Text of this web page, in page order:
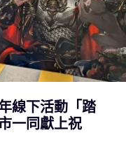
線下活動「踏
一同獻上祝